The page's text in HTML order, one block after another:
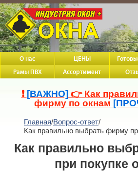
О нас ЦЕНЫ
Рамы ПВХ
Ассортимент
❗ [ВАЖНО] 👉 Как
фирму по окнам
Главная/Вопрос-ответ/
Как правильно выбрать фирму
Как правильно
при покупке